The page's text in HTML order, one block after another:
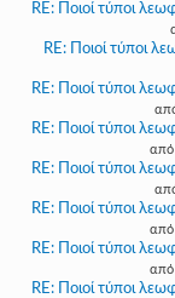
RE: Ποιοί τύποι
RE: Ποιοί τύποι
RE: Ποιοί τύποι
RE: Ποιοί τύποι
από
RE: Ποιοί τύποι
RE: Ποιοί τύποι
από
RE: Ποιοί τύποι
από
RE: Ποιοί τύποι